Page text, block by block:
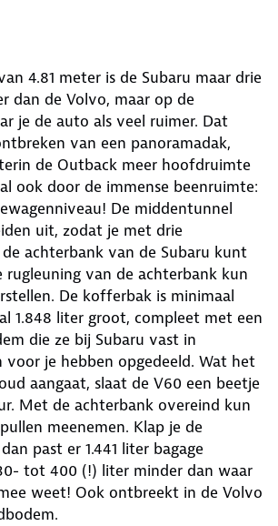
4.81 meter is de Subaru maar drie
dan de Volvo, maar op de
je de auto als veel ruimer. Dat
van een panoramadak,
de Outback meer hoofdruimte
ook door de immense beenruimte:
De middentunnel
uit, zodat je met drie
achterbank van de Subaru kunt
rugleuning van de achterbank kun
De kofferbak is minimaal
1.848 liter groot, compleet met een
die ze bij Subaru vast in
je hebben opgedeeld. Wat het
aangaat, slaat de V60 een beetje
Met de achterbank overeind kun
meenemen. Klap je de
past er 1.441 liter bagage
tot 400 (!) liter minder dan waar
weet! Ook ontbreekt in de Volvo